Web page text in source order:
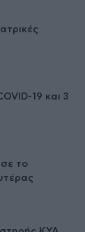
19 και 3
το